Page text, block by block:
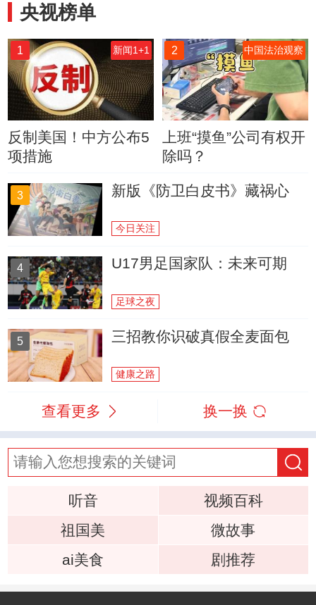
央视榜单
1 新闻1+1
反制美国！中方公布5
项措施
2 中国法治观察
上班“摸鱼”公司有权开
除吗？
3 新版《防卫白皮书》藏祸心
今日关注
4 U17男足国家队：未来可期
足球之夜
5 三招教你识破真假全麦面包
健康之路
查看更多 换一换
听音
视频百科
祖国美
微故事
ai美食
剧推荐